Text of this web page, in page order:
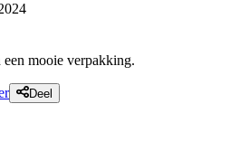
mooie verpakking.
Deel